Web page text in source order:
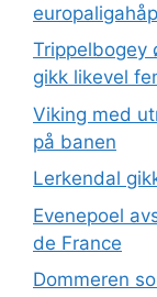
Trippelbogey
gikk likevel
Viking med
på banen
Lerkendal
Evenepoel
de France
Dommeren